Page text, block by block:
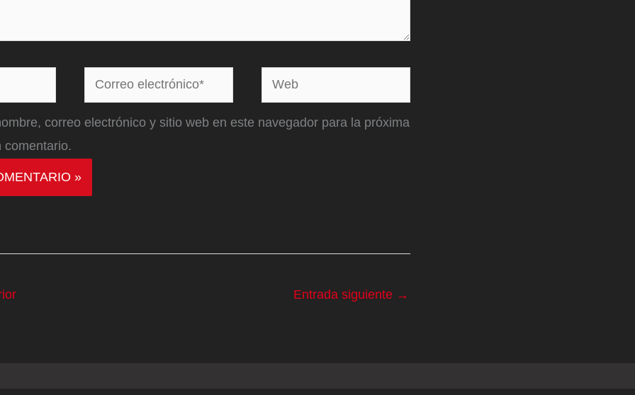
Correo
electrónico*
Web
correo electrónico y sitio web en este navegador para la próxima
comentario.
Entrada siguiente →